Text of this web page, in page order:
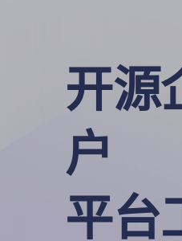
开源
户
平台